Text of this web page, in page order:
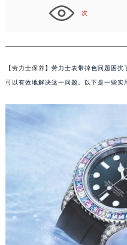
次
【劳力士保养】劳力士表带掉色问题困扰
可以有效地解决这一问题。以下是一些实